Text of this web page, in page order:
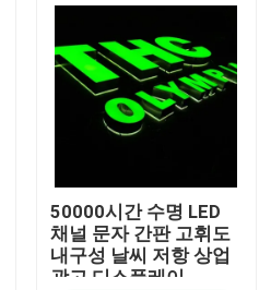
50000시간 수명 LED
채널 문자 간판 고휘도
내구성 날씨 저항 상업
광고 디스플레이